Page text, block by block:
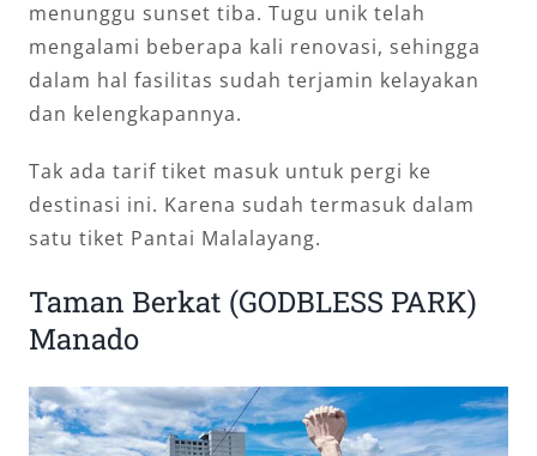
menunggu sunset tiba. Tugu unik telah
mengalami beberapa kali renovasi, sehingga
dalam hal fasilitas sudah terjamin kelayakan
dan kelengkapannya.
Tak ada tarif tiket masuk untuk pergi ke
destinasi ini. Karena sudah termasuk dalam
satu tiket Pantai Malalayang.
Taman Berkat (GODBLESS PARK)
Manado